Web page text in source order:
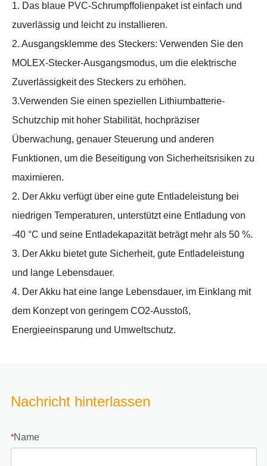
1. Das blaue PVC-Schrumpffolienpaket ist einfach und
zuverlässig und leicht zu installieren.
2. Ausgangsklemme des Steckers: Verwenden Sie den
MOLEX-Stecker-Ausgangsmodus, um die elektrische
Zuverlässigkeit des Steckers zu erhöhen.
3.Verwenden Sie einen speziellen Lithiumbatterie-
Schutzchip mit hoher Stabilität, hochpräziser
Überwachung, genauer Steuerung und anderen
Funktionen, um die Beseitigung von Sicherheitsrisiken zu
maximieren.
2. Der Akku verfügt über eine gute Entladeleistung bei
niedrigen Temperaturen, unterstützt eine Entladung von
-40 °C und seine Entladekapazität beträgt mehr als 50 %.
3. Der Akku bietet gute Sicherheit, gute Entladeleistung
und lange Lebensdauer.
4. Der Akku hat eine lange Lebensdauer, im Einklang mit
dem Konzept von geringem CO2-Ausstoß,
Energieeinsparung und Umweltschutz.
Nachricht hinterlassen
*Name